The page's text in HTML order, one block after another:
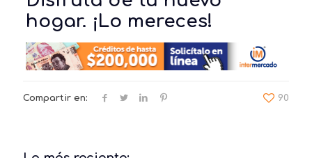
hogar. ¡Lo mereces!
Compartir en: 90